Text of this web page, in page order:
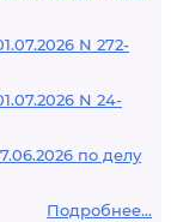
N 272-
N 24-
по делу
Подробнее...